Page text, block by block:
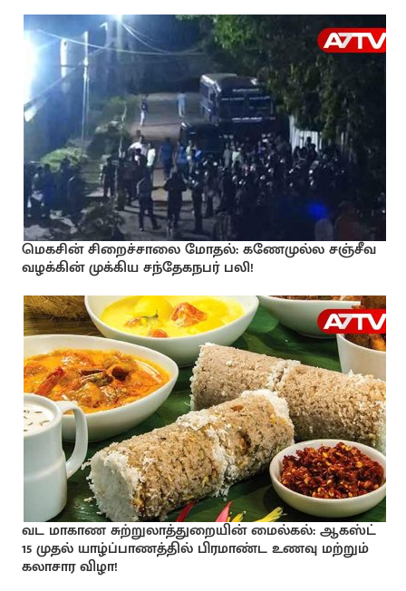
மெகசின் சிறைச்சாலை மோதல்: கணேமுல்ல சஞ்சீவ
வழக்கின் முக்கிய சந்தேகநபர் பலி!
வட மாகாண சுற்றுலாத்துறையின் மைல்கல்: ஆகஸ்ட்
15 முதல் யாழ்ப்பாணத்தில் பிரமாண்ட உணவு மற்றும்
கலாசார விழா!